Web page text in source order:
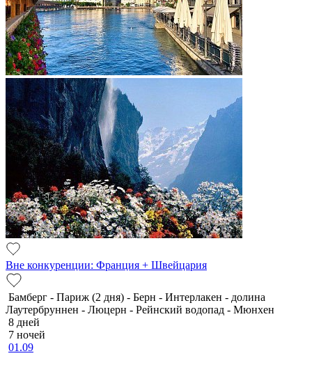
Вне конкуренции: Франция + Швейцария
Бамберг - Париж (2 дня) - Берн - Интерлакен - долина
Лаутербруннен - Люцерн - Рейнский водопад - Мюнхен
8 дней
7 ночей
01.09